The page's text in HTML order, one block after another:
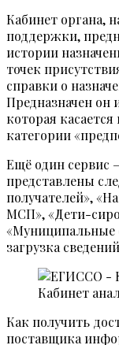
Кабинет органа,
поддержки,
истории
точек
справки о
Предназначен
которая
категории
Ещё один сервис
представлены
получателей»,
МСП», «Дети-
«Муниципальные
загрузка
Кабинет
Как получить
поставщика